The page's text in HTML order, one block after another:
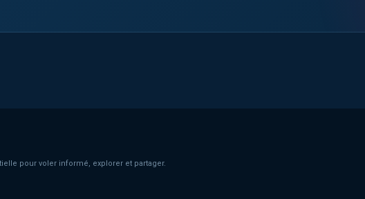
pour voler informé, explorer et partager.